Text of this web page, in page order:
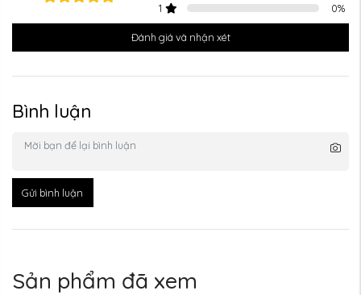
1
0%
Đánh giá và nhận xét
Bình luận
Gửi bình luận
Sản phẩm đã xem